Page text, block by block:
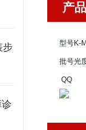
步
诊
产
型号K-
批号光
QQ